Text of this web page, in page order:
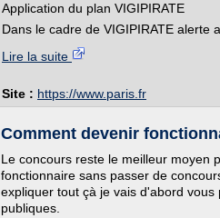
Application du plan VIGIPIRATE
Dans le cadre de VIGIPIRATE alerte
Lire la suite
Site : https://www.paris.fr
Comment devenir
Le concours reste le meilleur moyen
fonctionnaire sans passer de
expliquer tout çà je vais d'abord
publiques.